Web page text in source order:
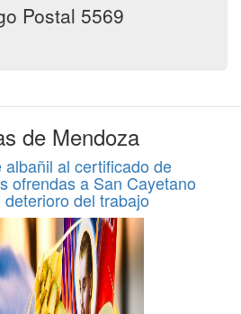
Postal 5569
de Mendoza
albañil al certificado de
ofrendas a San Cayetano
deterioro del trabajo